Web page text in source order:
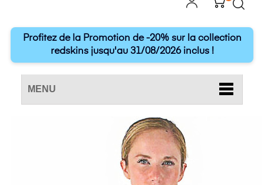
Profitez de la Promotion de -20% sur la collection
redskins jusqu'au 31/08/2026 inclus !
MENU